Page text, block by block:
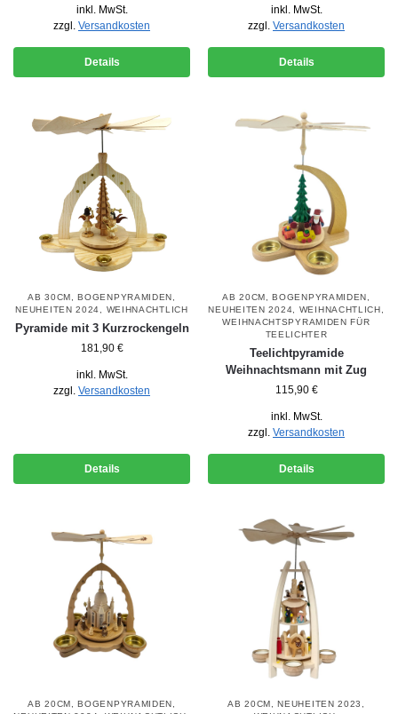
inkl. MwSt.
zzgl. Versandkosten
Details
inkl. MwSt.
zzgl. Versandkosten
Details
AB 30CM ,BOGENPYRAMIDEN
NEUHEITEN 2024
WEIHNACHTLICH
Pyramide mit 3 Kurzrockengeln
181,90 €
inkl. MwSt.
zzgl. Versandkosten
Details
AB 20CM ,BOGENPYRAMIDEN
NEUHEITEN 2024
WEIHNACHTLICH
WEIHNACHTSPYRAMIDEN FÜR
TEELICHTER
Teelichtpyramide
Weihnachtsmann mit Zug
115,90 €
inkl. MwSt.
zzgl. Versandkosten
Details
AB 20CM ,BOGENPYRAMIDEN AB 20CM ,NEUHEITEN 2023